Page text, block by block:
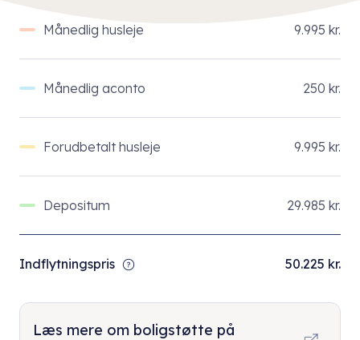
Månedlig husleje 9.995 kr.
Månedlig aconto 250 kr.
Forudbetalt husleje 9.995 kr.
Depositum 29.985 kr.
Indflytningspris 50.225 kr.
Læs mere om boligstøtte på